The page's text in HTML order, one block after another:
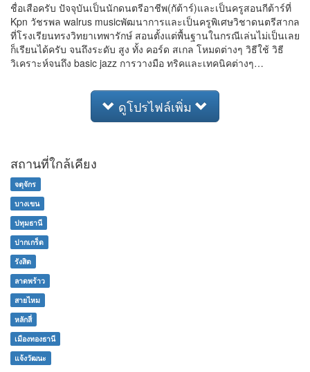
ชื่อเสือครับ ปัจจุบันเป็นนักดนตรีอาชีพ(กัต้าร์)และเป็นครูสอนกีต้าร์ที่
Kpn วัชรพล walrus musicพัฒนาการและเป็นครูพิเศษวิชาดนตรีสากล
ที่โรงเรียนทรงวิทยาเทพารักษ์ สอนตั้งแต่พื้นฐานในกรณีเล่นไม่เป็นเลย
ก็เรียนได้ครับ จนถึงระดับ สูง ทั้ง คอร์ด สเกล โหมดต่างๆ วิธีใช้ วิธี
วิเคราะห์จนถึง basic jazz การวางมือ ทริคและเทคนิคต่างๆ…
ดูโปรไฟล์เพิ่ม
สถานที่ใกล้เคียง
จตุจักร
บางเขน
ปทุมธานี
ปากเกร็ด
รังสิต
ลาดพร้าว
สายไหม
หลักสี่
เมืองทองธานี
แจ้งวัฒนะ